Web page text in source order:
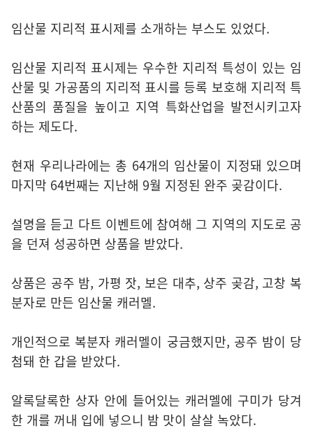
임산물 지리적 표시제를 소개하는 부스도 있었다.
임산물 지리적 표시제는 우수한 지리적 특성이 있는 임
산물 및 가공품의 지리적 표시를 등록 보호해 지리적 특
산품의 품질을 높이고 지역 특화산업을 발전시키고자
하는 제도다.
현재 우리나라에는 총 64개의 임산물이 지정돼 있으며
마지막 64번째는 지난해 9월 지정된 완주 곶감이다.
설명을 듣고 다트 이벤트에 참여해 그 지역의 지도로 공
을 던져 성공하면 상품을 받았다.
상품은 공주 밤, 가평 잣, 보은 대추, 상주 곶감, 고창 복
분자로 만든 임산물 캐러멜.
개인적으로 복분자 캐러멜이 궁금했지만, 공주 밤이 당
첨돼 한 갑을 받았다.
알록달록한 상자 안에 들어있는 캐러멜에 구미가 당겨
한 개를 꺼내 입에 넣으니 밤 맛이 살살 녹았다.